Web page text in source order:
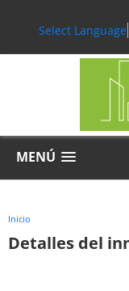
Select Language
MENÚ
Inicio
Detalles del